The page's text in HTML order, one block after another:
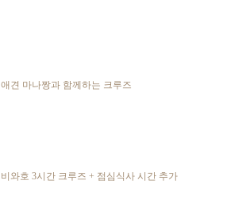
애견 마나짱과 함께하는 크루즈
비와호 3시간 크루즈 + 점심식사 시간 추가